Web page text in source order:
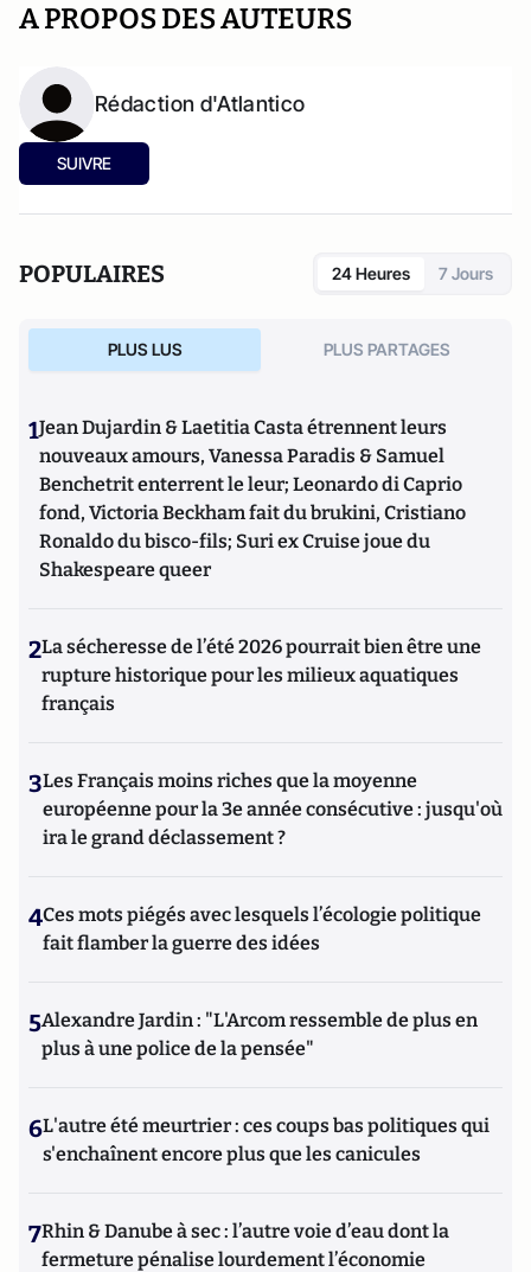
A PROPOS DES AUTEURS
Rédaction d'Atlantico
SUIVRE
POPULAIRES 24 Heures 7 Jours
PLUS LUS PLUS PARTAGES
1Jean Dujardin & Laetitia Casta étrennent leurs
nouveaux amours, Vanessa Paradis & Samuel
Benchetrit enterrent le leur; Leonardo di Caprio
fond, Victoria Beckham fait du brukini, Cristiano
Ronaldo du bisco-fils; Suri ex Cruise joue du
Shakespeare queer
2La sécheresse de l’été 2026 pourrait bien être une
rupture historique pour les milieux aquatiques
français
3Les Français moins riches que la moyenne
européenne pour la 3e année consécutive : jusqu'où
ira le grand déclassement ?
4Ces mots piégés avec lesquels l’écologie politique
fait flamber la guerre des idées
5Alexandre Jardin : "L'Arcom ressemble de plus en
plus à une police de la pensée"
6L'autre été meurtrier : ces coups bas politiques qui
s'enchaînent encore plus que les canicules
7Rhin & Danube à sec : l’autre voie d’eau dont la
fermeture pénalise lourdement l’économie